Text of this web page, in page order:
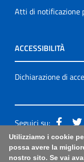
Atti di notificazione
ACCESSIBILITÀ
Dichiarazione di
Seguici su:
Accessibilità: form
Utilizziamo i cookie
possa avere la
nostro sito. Se vai